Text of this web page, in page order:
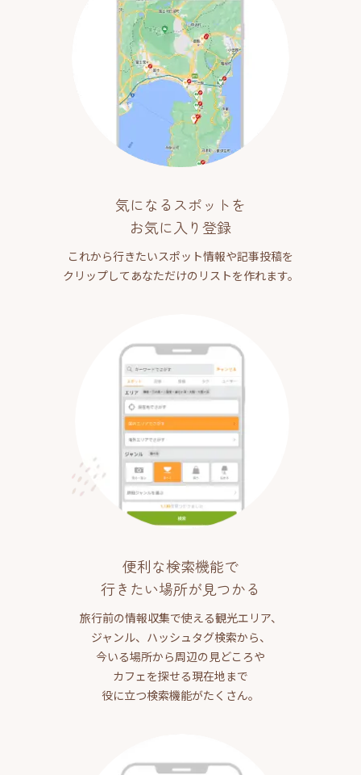
気になるスポットを
お気に入り登録
これから行きたいスポット情報や記事投稿を
クリップしてあなただけのリストを作れます。
便利な検索機能で
行きたい場所が見つかる
旅行前の情報収集で使える観光エリア、
ジャンル、ハッシュタグ検索から、
今いる場所から周辺の見どころや
カフェを探せる現在地まで
役に立つ検索機能がたくさん。